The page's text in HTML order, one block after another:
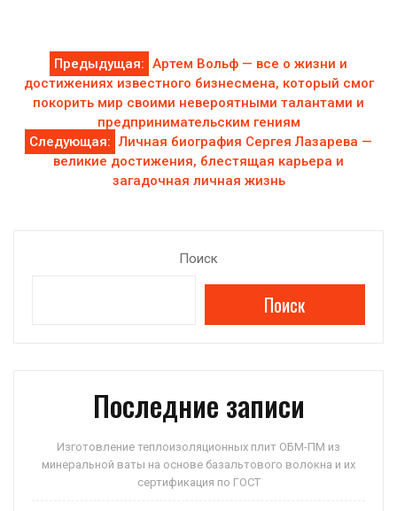
Навигация
по
записям
Предыдущая: Артем Вольф — все о жизни и
достижениях известного бизнесмена, который смог
покорить мир своими невероятными талантами и
предпринимательским гениям
Следующая: Личная биография Сергея Лазарева —
великие достижения, блестящая карьера и
загадочная личная жизнь
Поиск
Поиск
Последние записи
Изготовление теплоизоляционных плит ОБМ-ПМ из
минеральной ваты на основе базальтового волокна и их
сертификация по ГОСТ